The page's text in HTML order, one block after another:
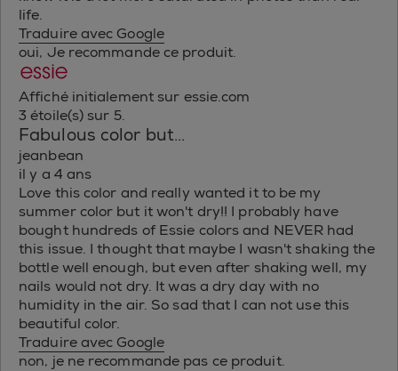
life.
Traduire avec Google
oui, Je recommande ce produit.
Affiché initialement sur essie.com
3 étoile(s) sur 5.
Fabulous color but...
jeanbean
il y a 4 ans
Love this color and really wanted it to be my
summer color but it won't dry!! I probably have
bought hundreds of Essie colors and NEVER had
this issue. I thought that maybe I wasn't shaking the
bottle well enough, but even after shaking well, my
nails would not dry. It was a dry day with no
humidity in the air. So sad that I can not use this
beautiful color.
Traduire avec Google
non, je ne recommande pas ce produit.